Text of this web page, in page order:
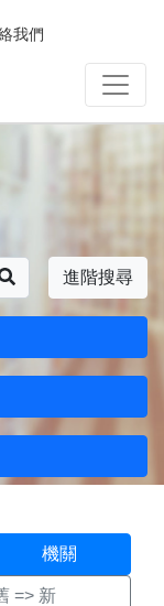
我們
進階搜尋
機關
=> 新